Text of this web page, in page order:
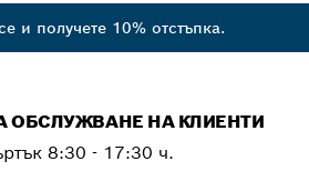
и получете 10% отстъпка.
ОБСЛУЖВАНЕ НА КЛИЕНТИ
8:30 - 17:30 ч.